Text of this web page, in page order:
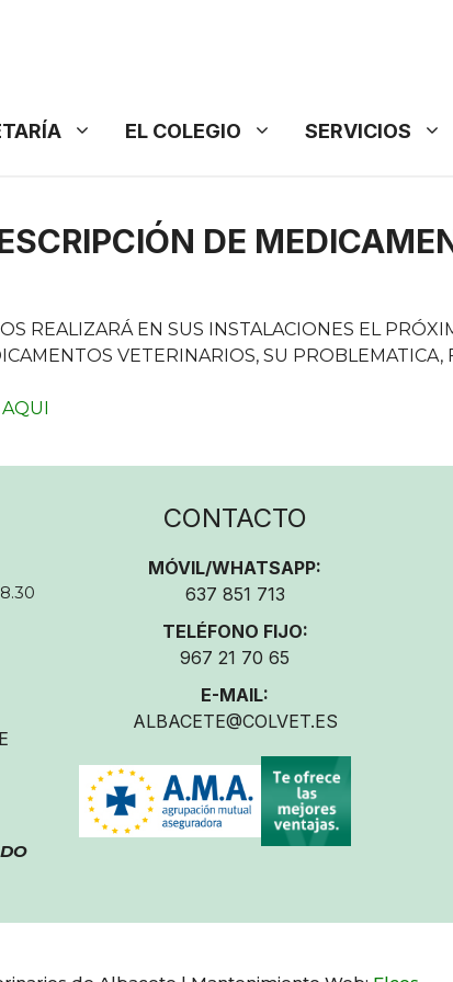
EL COLEGIO SERVICIOS
DE
REALIZARÁ EN SUS INSTALACIONES EL
VETERINARIOS, SU PROBLEMATICA,
AQUI
CONTACTO
MÓVIL/WHATSAPP:
637 851 713
TELÉFONO FIJO:
967 21 70 65
E-MAIL:
ALBACETE@COLVET.ES